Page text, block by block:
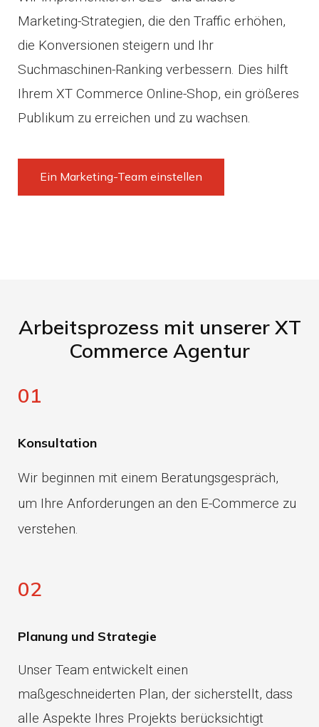
Marketing-Strategien, die den Traffic erhöhen,
die Konversionen steigern und Ihr
Suchmaschinen-Ranking verbessern. Dies hilft
Ihrem XT Commerce Online-Shop, ein größeres
Publikum zu erreichen und zu wachsen.
Ein Marketing-Team einstellen
Arbeitsprozess mit unserer XT
Commerce Agentur
01
Konsultation
Wir beginnen mit einem Beratungsgespräch,
um Ihre Anforderungen an den E-Commerce zu
verstehen.
02
Planung und Strategie
Unser Team entwickelt einen
maßgeschneiderten Plan, der sicherstellt, dass
alle Aspekte Ihres Projekts berücksichtigt